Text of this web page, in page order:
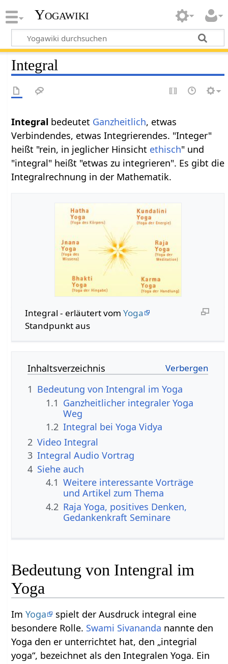
Yogawiki
Integral
Integral bedeutet Ganzheitlich, etwas
Verbindendes, etwas Integrierendes. "Integer"
heißt "rein, in jeglicher Hinsicht ethisch" und
"integral" heißt "etwas zu integrieren". Es gibt die
Integralrechnung in der Mathematik.
Integral - erläutert vom Yoga
Standpunkt aus
Inhaltsverzeichnis
1 Bedeutung von Intengral im Yoga
1.1 Ganzheitlicher integraler Yoga
Weg
1.2 Integral bei Yoga Vidya
2 Video Integral
3 Integral Audio Vortrag
4 Siehe auch
4.1 Weitere interessante Vorträge
und Artikel zum Thema
4.2 Raja Yoga, positives Denken,
Gedankenkraft Seminare
Bedeutung von Intengral im
Yoga
ImYoga
spielt der Ausdruck integral eine
besondere Rolle. Swami Sivananda nannte den
Yoga den er unterrichtet hat, den „integrial
yoga“, bezeichnet als den Integralen Yoga. Ein